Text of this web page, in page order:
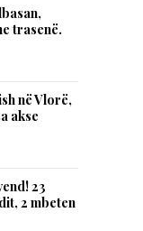
trasenë.
në Vlorë,
akse
23
2 mbeten